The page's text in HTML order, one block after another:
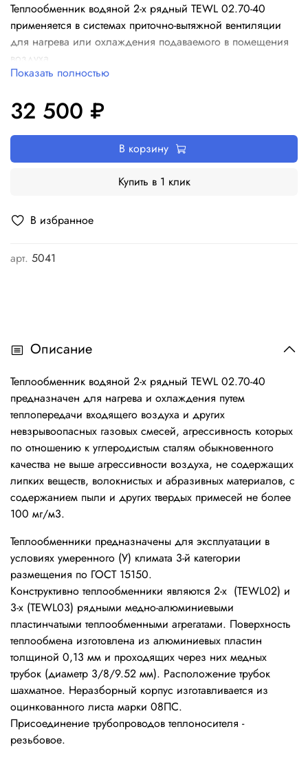
В избранное
арт. 5041
Теплообменник водяной 2-х рядный TEWL 02.70-40
применяется в системах приточно-вытяжной вентиляции
для нагрева или охлаждения подаваемого в помещения
воздуха.
Показать полностью
32 500 ₽
В корзину
Купить в 1 клик
Описание
Теплообменник водяной 2-х рядный TEWL 02.70-40
предназначен для нагрева и охлаждения путем
теплопередачи входящего воздуха и других
невзрывоопасных газовых смесей, агрессивность которых
по отношению к углеродистым сталям обыкновенного
качества не выше агрессивности воздуха, не содержащих
липких веществ, волокнистых и абразивных материалов, с
содержанием пыли и других твердых примесей не более
100 мг/м3.
Теплообменники предназначены для эксплуатации в
условиях умеренного (У) климата 3-й категории
размещения по ГОСТ 15150.
Конструктивно теплообменники являются 2-х (TEWL02) и
3-х (TEWL03) рядными медно-алюминиевыми
пластинчатыми теплообменными агрегатами. Поверхность
теплообмена изготовлена из алюминиевых пластин
толщиной 0,13 мм и проходящих через них медных
трубок (диаметр 3/8/9.52 мм). Расположение трубок
шахматное. Неразборный корпус изготавливается из
оцинкованного листа марки 08ПС.
Присоединение трубопроводов теплоносителя -
резьбовое.